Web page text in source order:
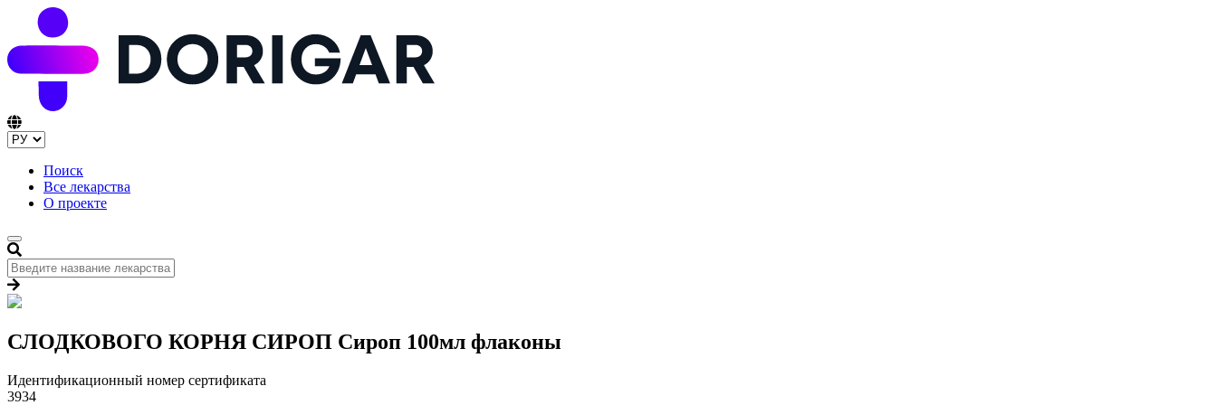
Поиск
Все лекарства
О проекте
СЛОДКОВОГО КОРНЯ СИРОП Сироп 100мл флаконы
Идентификационный номер сертификата
3934